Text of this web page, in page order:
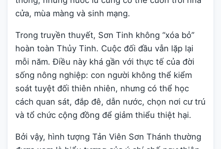
cửa, mùa màng và sinh mạng.
Trong truyền thuyết, Sơn Tinh không “xóa bỏ”
hoàn toàn Thủy Tinh. Cuộc đối đầu vẫn lặp lại
mỗi năm. Điều này khá gần với thực tế của đời
sống nông nghiệp: con người không thể kiểm
soát tuyệt đối thiên nhiên, nhưng có thể học
cách quan sát, đắp đê, dẫn nước, chọn nơi cư trú
và tổ chức cộng đồng để giảm thiểu thiệt hại.
Bởi vậy, hình tượng Tản Viên Sơn Thánh thường